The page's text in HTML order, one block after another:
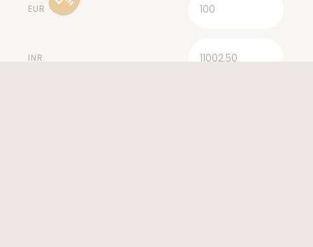
EUR
INR